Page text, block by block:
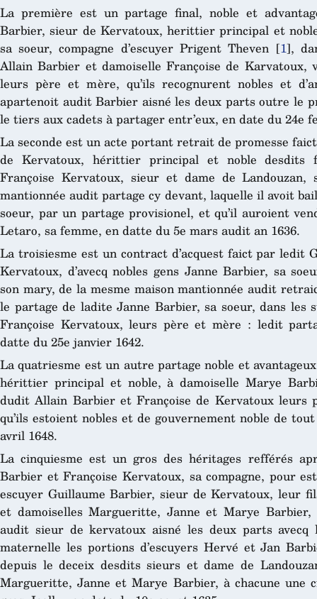
La première est un partage final, noble et
Barbier, sieur de Kervatoux, herittier principal et
sa soeur, compagne d’escuyer Prigent Theven[1],
Allain Barbier et damoiselle Françoise de Karvatoux,
leurs père et mère, qu’ils recognurent nobles et
apartenoit audit Barbier aisné les deux parts outre le
le tiers aux cadets à partager entr’eux, en date du 24e
La seconde est un acte portant retrait de promesse
de Kervatoux, hérittier principal et noble desdits
Françoise Kervatoux, sieur et dame de Landouzan,
mantionnée audit partage cy devant, laquelle il avoit
soeur, par un partage provisionel, et qu’il auroient
Letaro, sa femme, en datte du 5e mars audit an 1636.
La troisiesme est un contract d’acquest faict par ledit
Kervatoux, d’avecq nobles gens Janne Barbier, sa
son mary, de la mesme maison mantionnée audit
le partage de ladite Janne Barbier, sa soeur, dans les
Françoise Kervatoux, leurs père et mère : ledit
datte du 25e janvier 1642.
La quatriesme est un autre partage noble et
hérittier principal et noble, à damoiselle Marye
dudit Allain Barbier et Françoise de Kervatoux leurs
qu’ils estoient nobles et de gouvernement noble de
avril 1648.
La cinquiesme est un gros des héritages refférés
Barbier et Françoise Kervatoux, sa compagne, pour
escuyer Guillaume Barbier, sieur de Kervatoux, leur
et damoiselles Margueritte, Janne et Marye
audit sieur de kervatoux aisné les deux parts
maternelle les portions d’escuyers Hervé et Jan
depuis le deceix desdits sieurs et dame de
Margueritte, Janne et Marye Barbier, à chacune